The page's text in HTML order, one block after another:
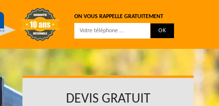
ON VOUS RAPPELLE GRATUITEMENT
DEVIS GRATUIT